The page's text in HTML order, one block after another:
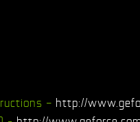
– http://